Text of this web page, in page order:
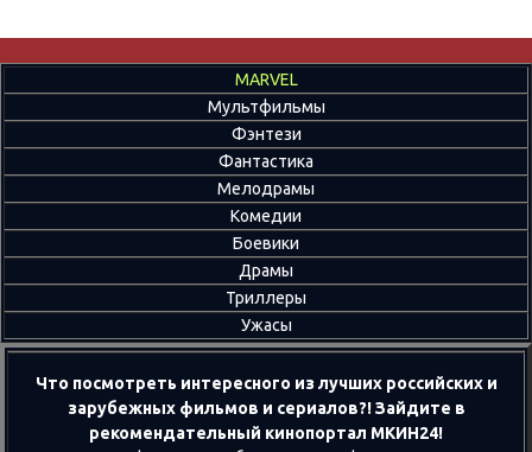
MARVEL
Мультфильмы
Фэнтези
Фантастика
Мелодрамы
Комедии
Боевики
Драмы
Триллеры
Ужасы
Что посмотреть интересного из лучших российских и
зарубежных фильмов и сериалов?! Зайдите в
рекомендательный кинопортал МКИН24!